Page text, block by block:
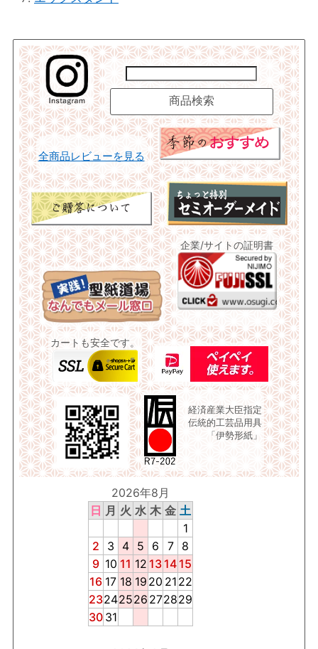
全商品レビューを見る
企業/サイトの証明書
カートも安全です。
経済産業大臣指定
伝統的工芸品用具
「伊勢形紙」
2026年8月
日 月 火 水 木 金 土
1
2
3 4 5 6 7
8
9 10 11 12 13 14 15
16 17 18 19 20 21 22
23242526 272829
30 31